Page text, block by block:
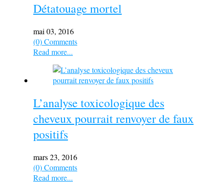
Détatouage mortel
mai 03, 2016
(0) Comments
Read more...
L’analyse toxicologique des
cheveux pourrait renvoyer de faux
positifs
mars 23, 2016
(0) Comments
Read more...